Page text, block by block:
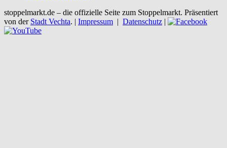
stoppelmarkt.de – die offizielle Seite zum Stoppelmarkt. Präsentiert
von der Stadt Vechta. | Impressum | Datenschutz |